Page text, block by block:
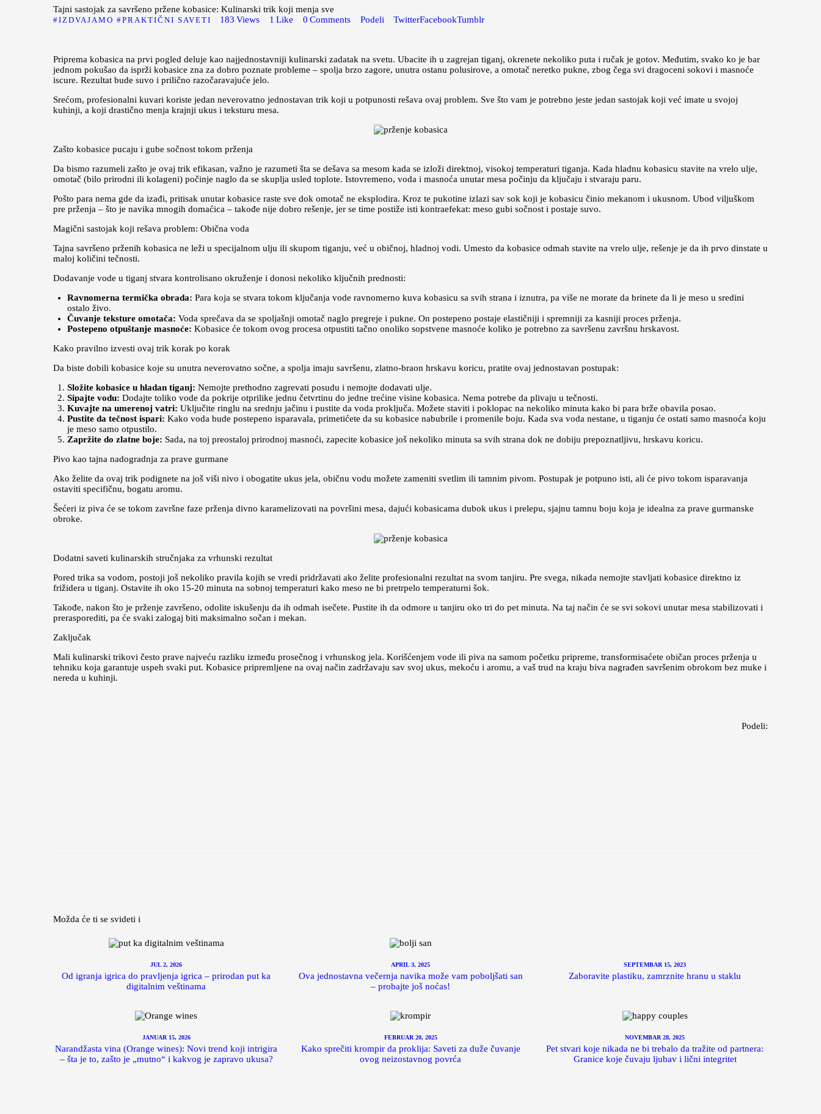
Tajni sastojak za savršeno pržene kobasice: Kulinarski trik koji menja sve
IZDVAJAMO PRAKTIČNI SAVETI 183 Views 1 Like 0 Comments Podeli TwitterFacebookTumblr
Priprema kobasica na prvi pogled deluje kao najjednostavniji kulinarski zadatak na svetu. Ubacite ih u zagrejan tiganj, okrenete nekoliko puta i ručak je gotov. Međutim, svako ko je bar
jednom pokušao da isprži kobasice zna za dobro poznate probleme – spolja brzo zagore, unutra ostanu polusirove, a omotač neretko pukne, zbog čega svi dragoceni sokovi i masnoće
iscure. Rezultat bude suvo i prilično razočaravajuće jelo.
Srećom, profesionalni kuvari koriste jedan neverovatno jednostavan trik koji u potpunosti rešava ovaj problem. Sve što vam je potrebno jeste jedan sastojak koji već imate u svojoj
kuhinji, a koji drastično menja krajnji ukus i teksturu mesa.
Zašto kobasice pucaju i gube sočnost tokom prženja
Da bismo razumeli zašto je ovaj trik efikasan, važno je razumeti šta se dešava sa mesom kada se izloži direktnoj, visokoj temperaturi tiganja. Kada hladnu kobasicu stavite na vrelo ulje,
omotač (bilo prirodni ili kolageni) počinje naglo da se skuplja usled toplote. Istovremeno, voda i masnoća unutar mesa počinju da ključaju i stvaraju paru.
Pošto para nema gde da izađi, pritisak unutar kobasice raste sve dok omotač ne eksplodira. Kroz te pukotine izlazi sav sok koji je kobasicu činio mekanom i ukusnom. Ubod viljuškom
pre prženja – što je navika mnogih domaćica – takođe nije dobro rešenje, jer se time postiže isti kontraefekat: meso gubi sočnost i postaje suvo.
Magični sastojak koji rešava problem: Obična voda
Tajna savršeno prženih kobasica ne leži u specijalnom ulju ili skupom tiganju, već u običnoj, hladnoj vodi. Umesto da kobasice odmah stavite na vrelo ulje, rešenje je da ih prvo dinstate u
maloj količini tečnosti.
Dodavanje vode u tiganj stvara kontrolisano okruženje i donosi nekoliko ključnih prednosti:
Ravnomerna termička obrada: Para koja se stvara tokom ključanja vode ravnomerno kuva kobasicu sa svih strana i iznutra, pa više ne morate da brinete da li je meso u sredini
ostalo živo.
Čuvanje teksture omotača: Voda sprečava da se spoljašnji omotač naglo pregreje i pukne. On postepeno postaje elastičniji i spremniji za kasniji proces prženja.
Postepeno otpuštanje masnoće: Kobasice će tokom ovog procesa otpustiti tačno onoliko sopstvene masnoće koliko je potrebno za savršenu završnu hrskavost.
Kako pravilno izvesti ovaj trik korak po korak
Da biste dobili kobasice koje su unutra neverovatno sočne, a spolja imaju savršenu, zlatno-braon hrskavu koricu, pratite ovaj jednostavan postupak:
Složite kobasice u hladan tiganj: Nemojte prethodno zagrevati posudu i nemojte dodavati ulje.
Sipajte vodu: Dodajte toliko vode da pokrije otprilike jednu četvrtinu do jedne trećine visine kobasica. Nema potrebe da plivaju u tečnosti.
Kuvajte na umerenoj vatri: Uključite ringlu na srednju jačinu i pustite da voda proključa. Možete staviti i poklopac na nekoliko minuta kako bi para brže obavila posao.
Pustite da tečnost ispari: Kako voda bude postepeno isparavala, primetićete da su kobasice nabubrile i promenile boju. Kada sva voda nestane, u tiganju će ostati samo masnoća koju
je meso samo otpustilo.
Zapržite do zlatne boje: Sada, na toj preostaloj prirodnoj masnoći, zapecite kobasice još nekoliko minuta sa svih strana dok ne dobiju prepoznatljivu, hrskavu koricu.
Pivo kao tajna nadogradnja za prave gurmane
Ako želite da ovaj trik podignete na još viši nivo i obogatite ukus jela, običnu vodu možete zameniti svetlim ili tamnim pivom. Postupak je potpuno isti, ali će pivo tokom isparavanja
ostaviti specifičnu, bogatu aromu.
Šećeri iz piva će se tokom završne faze prženja divno karamelizovati na površini mesa, dajući kobasicama dubok ukus i prelepu, sjajnu tamnu boju koja je idealna za prave gurmanske
obroke.
Dodatni saveti kulinarskih stručnjaka za vrhunski rezultat
Pored trika sa vodom, postoji još nekoliko pravila kojih se vredi pridržavati ako želite profesionalni rezultat na svom tanjiru. Pre svega, nikada nemojte stavljati kobasice direktno iz
frižidera u tiganj. Ostavite ih oko 15-20 minuta na sobnoj temperaturi kako meso ne bi pretrpelo temperaturni šok.
Takođe, nakon što je prženje završeno, odolite iskušenju da ih odmah isečete. Pustite ih da odmore u tanjiru oko tri do pet minuta. Na taj način će se svi sokovi unutar mesa stabilizovati i
prerasporediti, pa će svaki zalogaj biti maksimalno sočan i mekan.
Zaključak
Mali kulinarski trikovi često prave najveću razliku između prosečnog i vrhunskog jela. Korišćenjem vode ili piva na samom početku pripreme, transformisaćete običan proces prženja u
tehniku koja garantuje uspeh svaki put. Kobasice pripremljene na ovaj način zadržavaju sav svoj ukus, mekoću i aromu, a vaš trud na kraju biva nagrađen savršenim obrokom bez muke i
nereda u kuhinji.
Podeli:
Možda će ti se svideti i
JUL 2, 2026
Od igranja igrica do pravljenja igrica – prirodan put ka
digitalnim veštinama
APRIL 3, 2025
Ova jednostavna večernja navika može vam poboljšati san
– probajte još noćas!
SEPTEMBAR 15, 2023
Zaboravite plastiku, zamrznite hranu u staklu
JANUAR 15, 2026
Narandžasta vina (Orange wines): Novi trend koji intrigira
– šta je to, zašto je „mutno“ i kakvog je zapravo ukusa?
FEBRUAR 20, 2025
Kako sprečiti krompir da proklija: Saveti za duže čuvanje
ovog neizostavnog povrća
NOVEMBAR 28, 2025
Pet stvari koje nikada ne bi trebalo da tražite od partnera:
Granice koje čuvaju ljubav i lični integritet